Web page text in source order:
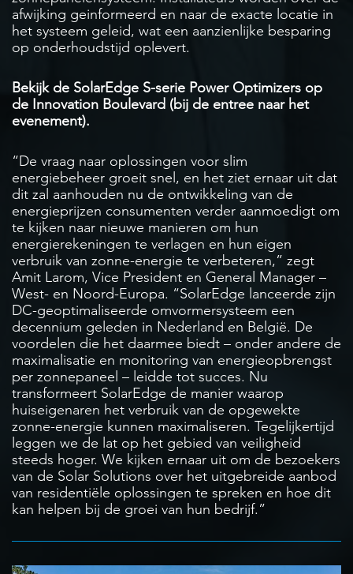
afwijking geinformeerd en naar de exacte locatie in
het systeem geleid, wat een aanzienlijke besparing
op onderhoudstijd oplevert.
Bekijk de SolarEdge S-serie Power Optimizers op
de Innovation Boulevard (bij de entree naar het
evenement).
“De vraag naar oplossingen voor slim
energiebeheer groeit snel, en het ziet ernaar uit dat
dit zal aanhouden nu de ontwikkeling van de
energieprijzen consumenten verder aanmoedigt om
te kijken naar nieuwe manieren om hun
energierekeningen te verlagen en hun eigen
verbruik van zonne-energie te verbeteren,” zegt
Amit Larom, Vice President en General Manager –
West- en Noord-Europa. “SolarEdge lanceerde zijn
DC-geoptimaliseerde omvormersysteem een
decennium geleden in Nederland en België. De
voordelen die het daarmee biedt – onder andere de
maximalisatie en monitoring van energieopbrengst
per zonnepaneel – leidde tot succes. Nu
transformeert SolarEdge de manier waarop
huiseigenaren het verbruik van de opgewekte
zonne-energie kunnen maximaliseren. Tegelijkertijd
leggen we de lat op het gebied van veiligheid
steeds hoger. We kijken ernaar uit om de bezoekers
van de Solar Solutions over het uitgebreide aanbod
van residentiële oplossingen te spreken en hoe dit
kan helpen bij de groei van hun bedrijf.”